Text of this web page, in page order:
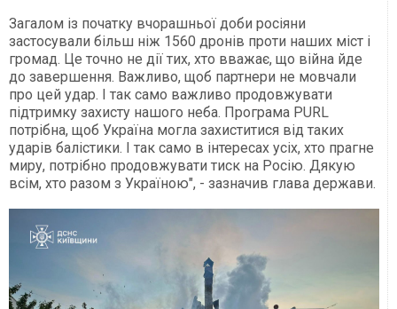
Загалом із початку вчорашньої доби росіяни
застосували більш ніж 1560 дронів проти наших міст і
громад. Це точно не дії тих, хто вважає, що війна йде
до завершення. Важливо, щоб партнери не мовчали
про цей удар. І так само важливо продовжувати
підтримку захисту нашого неба. Програма PURL
потрібна, щоб Україна могла захиститися від таких
ударів балістики. І так само в інтересах усіх, хто прагне
миру, потрібно продовжувати тиск на Росію. Дякую
всім, хто разом з Україною", - зазначив глава держави.